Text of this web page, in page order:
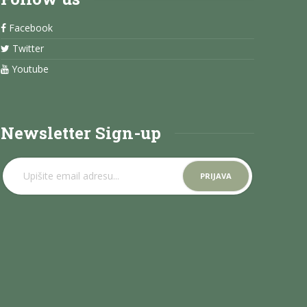
Facebook
Twitter
Youtube
Newsletter Sign-up